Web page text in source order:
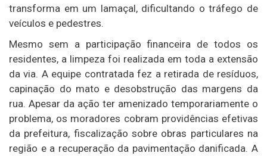
transforma em um lamaçal, dificultando o tráfego de
veículos e pedestres.
Mesmo sem a participação financeira de todos os
residentes, a limpeza foi realizada em toda a extensão
da via. A equipe contratada fez a retirada de resíduos,
capinação do mato e desobstrução das margens da
rua. Apesar da ação ter amenizado temporariamente o
problema, os moradores cobram providências efetivas
da prefeitura, fiscalização sobre obras particulares na
região e a recuperação da pavimentação danificada. A